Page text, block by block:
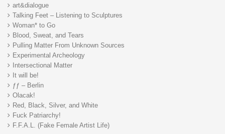
art&dialogue
Talking Feet – Listening to Sculptures
Woman* to Go
Blood, Sweat, and Tears
Pulling Matter From Unknown Sources
Experimental Archeology
Intersectional Matter
It will be!
ƒƒ – Berlin
Olacak!
Red, Black, Silver, and White
Fuck Patriarchy!
F.F.A.L. (Fake Female Artist Life)